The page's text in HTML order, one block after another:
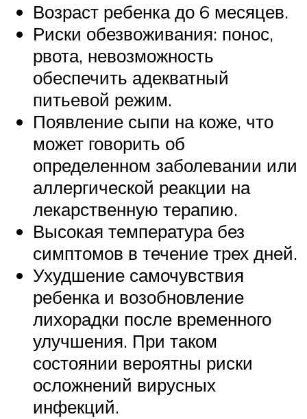
Возраст ребенка до 6 месяцев.
Риски обезвоживания: понос,
рвота, невозможность
обеспечить адекватный
питьевой режим.
Появление сыпи на коже, что
может говорить об
определенном заболевании или
аллергической реакции на
лекарственную терапию.
Высокая температура без
симптомов в течение трех дней.
Ухудшение самочувствия
ребенка и возобновление
лихорадки после временного
улучшения. При таком
состоянии вероятны риски
осложнений вирусных
инфекций.